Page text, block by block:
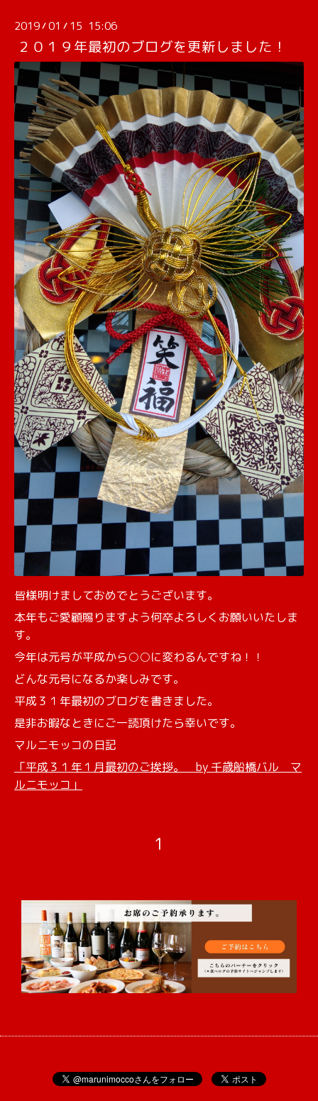
2019/01 / 15 15:06
２０１９年最初のブログを更新しました！
皆様明けましておめでとうございます。
本年もご愛顧賜りますよう何卒よろしくお願いいたしま
す。
今年は元号が平成から○○に変わるんですね！！
どんな元号になるか楽しみです。
平成３１年最初のブログを書きました。
是非お暇なときにご一読頂けたら幸いです。
マルニモッコの日記
「平成３１年１月最初のご挨拶。 by 千歳船橋バル マ
ルニモッコ」
1